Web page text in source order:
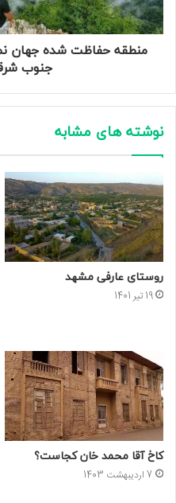
منطقه حفاظت شده جهان
جنوب
نوشته های مشابه
روستای عارفی مشهد
19 تیر 1401
کاخ آقا محمد خان کجاست؟
7 اردیبهشت 1403